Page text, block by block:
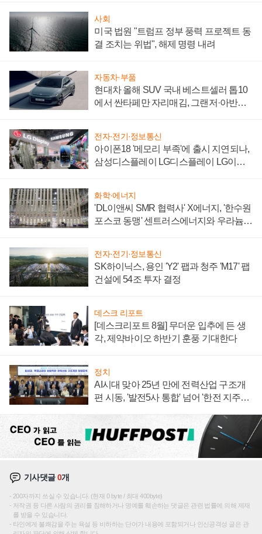
사회
미국 법원 "트럼프 정부 풍력 프로젝트 동
결 조치는 위법", 해제 명령 내려
자동차·부품
현대차 올해 SUV 국내 베스트셀러 톱10
에서 싼타페만 자리매김, 그랜저·아반떼
전자·전기·정보통신
아이폰18 '메모리 부족'에 출시 지연되나,
삼성디스플레이 LG디스플레이 LG이노
화학·에너지
'DL이앤씨 SMR 협력사' X에너지, '한수원
포스코 동맹' 센트러스에너지와 우라늄
전자·전기·정보통신
SK하이닉스, 용인 'Y2' 팹과 청주 'M17' 팹
건설에 54조 투자 결정
데스크 리포트
[데스크리포트 8월] 무더운 입추에 든 생
각, 제약바이오 하반기 훈풍 기대한다
정치
AI시대 맞아 25년 만에 전력산업 구조개
편 시동, '발전5사 통합' 넘어 '한전 지주사'
기사댓글0개
200자까지 쓰실 수 있습니다. (현재 0 byte / 최대 400byte)
저작권 등 다른 사람의 권리를 침해하거나 명예를 훼손하는 댓글은 관련 법률에 의해 제재
를 받을 수 있습니다.
타인에게 불쾌감을 주는 욕설 등 비하하는 단어가 내용에 포함되거나 인신공격성 글은 관